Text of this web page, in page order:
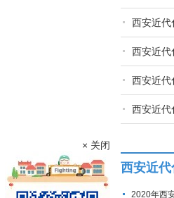
西安近代
西安近代
西安近代
西安近代
西安近
2020年西
× 关闭